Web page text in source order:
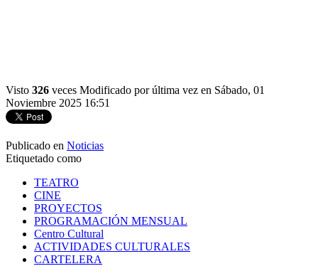
Visto 326 veces Modificado por última vez en Sábado, 01
Noviembre 2025 16:51
Publicado en Noticias
Etiquetado como
TEATRO
CINE
PROYECTOS
PROGRAMACIÓN MENSUAL
Centro Cultural
ACTIVIDADES CULTURALES
CARTELERA